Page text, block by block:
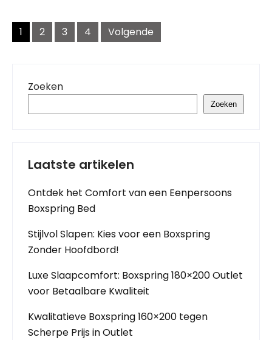
Berichten
navigatie
1 2 3 4 Volgende
Zoeken
Zoeken
Laatste artikelen
Ontdek het Comfort van een Eenpersoons
Boxspring Bed
Stijlvol Slapen: Kies voor een Boxspring
Zonder Hoofdbord!
Luxe Slaapcomfort: Boxspring 180×200 Outlet
voor Betaalbare Kwaliteit
Kwalitatieve Boxspring 160×200 tegen
Scherpe Prijs in Outlet